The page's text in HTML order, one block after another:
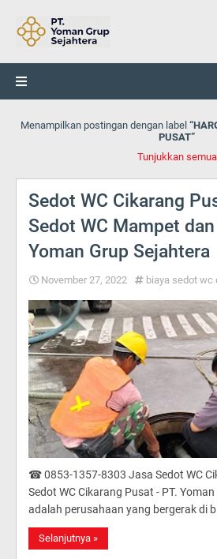
Menampilkan postingan dengan label
PUSAT
Tunjukkan semua
Sedot WC Cikarang
Sedot WC Mampet
Yoman Grup Sejahtera
November 27, 2022 biaya sedot
☎ 0853-1357-8303 Jasa Sedot WC
Sedot WC Cikarang Pusat - PT.
adalah perusahaan yang bergerak di
Selanjutnya »